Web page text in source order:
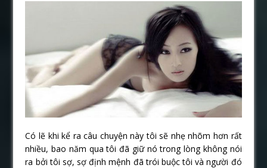
Có lẽ khi kể ra câu chuyện này tôi sẽ nhẹ nhõm hơn rất
nhiều, bao năm qua tôi đã giữ nó trong lòng không nói
ra bởi tôi sợ, sợ định mệnh đã trói buộc tôi và người đó